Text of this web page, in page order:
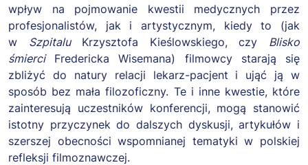
wpływ na pojmowanie kwestii medycznych przez
profesjonalistów, jak i artystycznym, kiedy to (jak
w SzpitaluKrzysztofa Kieślowskiego, czy Blisko
śmierciFredericka Wisemana) filmowcy starają się
zbliżyć do natury relacji lekarz-pacjent i ująć ją w
sposób bez mała filozoficzny. Te i inne kwestie, które
zainteresują uczestników konferencji, mogą stanowić
istotny przyczynek do dalszych dyskusji, artykułów i
szerszej obecności wspomnianej tematyki w polskiej
refleksji filmoznawczej.